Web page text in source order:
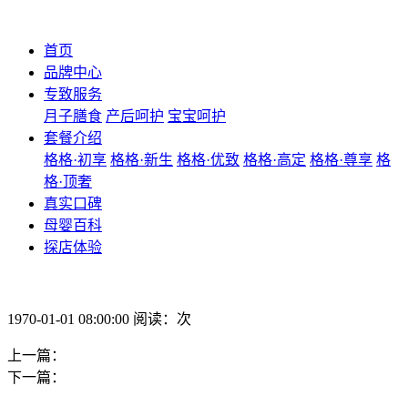
首页
品牌中心
专致服务
月子膳食 产后呵护 宝宝呵护
套餐介绍
格格·初享 格格·新生 格格·优致 格格·高定 格格·尊享 格
格·顶奢
真实口碑
母婴百科
探店体验
1970-01-01 08:00:00 阅读：次
上一篇：
下一篇：